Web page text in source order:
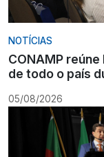
NOTÍCIAS
CONAMP
de todo o país
05/08/2026